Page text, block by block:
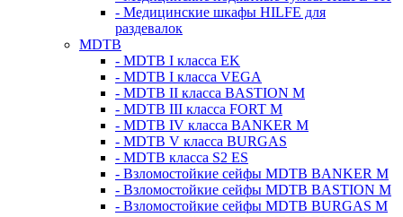
- Медицинские шкафы HILFE для
раздевалок
MDTB
- MDTB I класса EK
- MDTB I класса VEGA
- MDTB II класса BASTION M
- MDTB III класса FORT M
- MDTB IV класса BANKER M
- MDTB V класса BURGAS
- MDTB класса S2 ES
- Взломостойкие сейфы MDTB BANKER M
- Взломостойкие сейфы MDTB BASTION M
- Взломостойкие сейфы MDTB BURGAS M